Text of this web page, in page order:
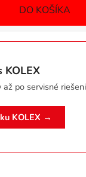
DO KOŠÍKA
KOLEX
po servisné
KOLEX →